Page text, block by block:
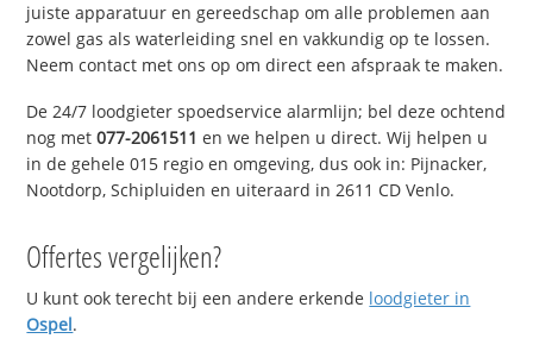
juiste apparatuur en gereedschap om alle problemen aan
zowel gas als waterleiding snel en vakkundig op te lossen.
Neem contact met ons op om direct een afspraak te maken.
De 24/7 loodgieter spoedservice alarmlijn; bel deze ochtend
nog met077-2061511 en we helpen u direct. Wij helpen u
in de gehele 015 regio en omgeving, dus ook in: Pijnacker,
Nootdorp, Schipluiden en uiteraard in 2611 CD Venlo.
Offertes vergelijken?
U kunt ook terecht bij een andere erkende loodgieter in
Ospel.